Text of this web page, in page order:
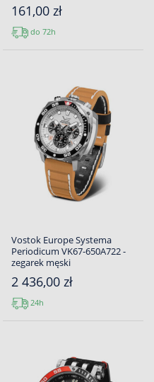
161,00 zł
do 72h
Vostok Europe Systema
Periodicum VK67-650A722 -
zegarek męski
2 436,00 zł
24h